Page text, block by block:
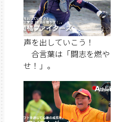
声を出していこう！
合言葉は「闘志を燃や
せ！」。